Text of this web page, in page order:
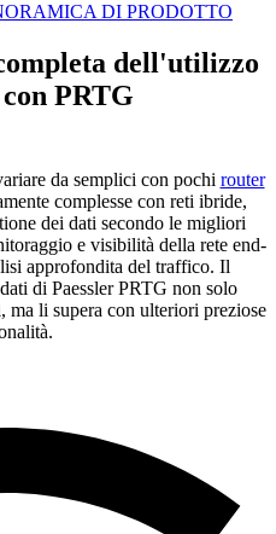
DI PRODOTTO
dell'utilizzo
PRTG
da semplici con pochi router
complesse con reti ibride,
dei dati secondo le migliori
e visibilità della rete end-
approfondita del traffico. Il
di Paessler PRTG non solo
ma li supera con ulteriori preziose